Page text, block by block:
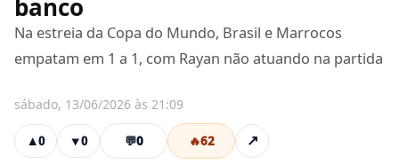
banco
Na estreia da Copa do Mundo, Brasil e Marrocos
empatam em 1 a 1, com Rayan não atuando na partida
sábado, 13/06/2026 às 21:09
▲0 ▼0 💬0 🔥62 ↗